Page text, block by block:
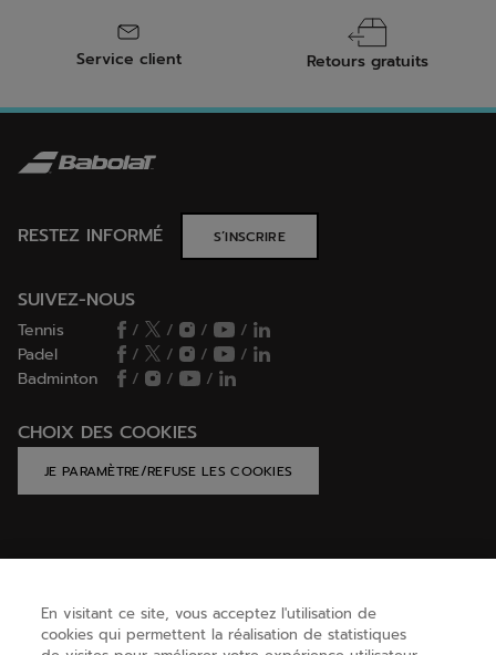
Service client Retours gratuits
RESTEZ INFORMÉ S’INSCRIRE
SUIVEZ-NOUS
Tennis / / /
/
Padel
/ / /
/
Badminton
/ / /
CHOIX DES COOKIES
JE PARAMÈTRE/REFUSE LES COOKIES
BESOIN D'AIDE ?
En visitant ce site, vous acceptez l'utilisation de
cookies qui permettent la réalisation de statistiques